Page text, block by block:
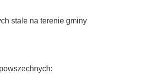
stale na terenie gminy